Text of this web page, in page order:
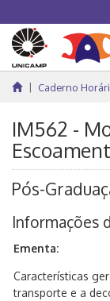
Caderno
IM562 -
Pós-
Informações
Ementa:
Características
transporte e a